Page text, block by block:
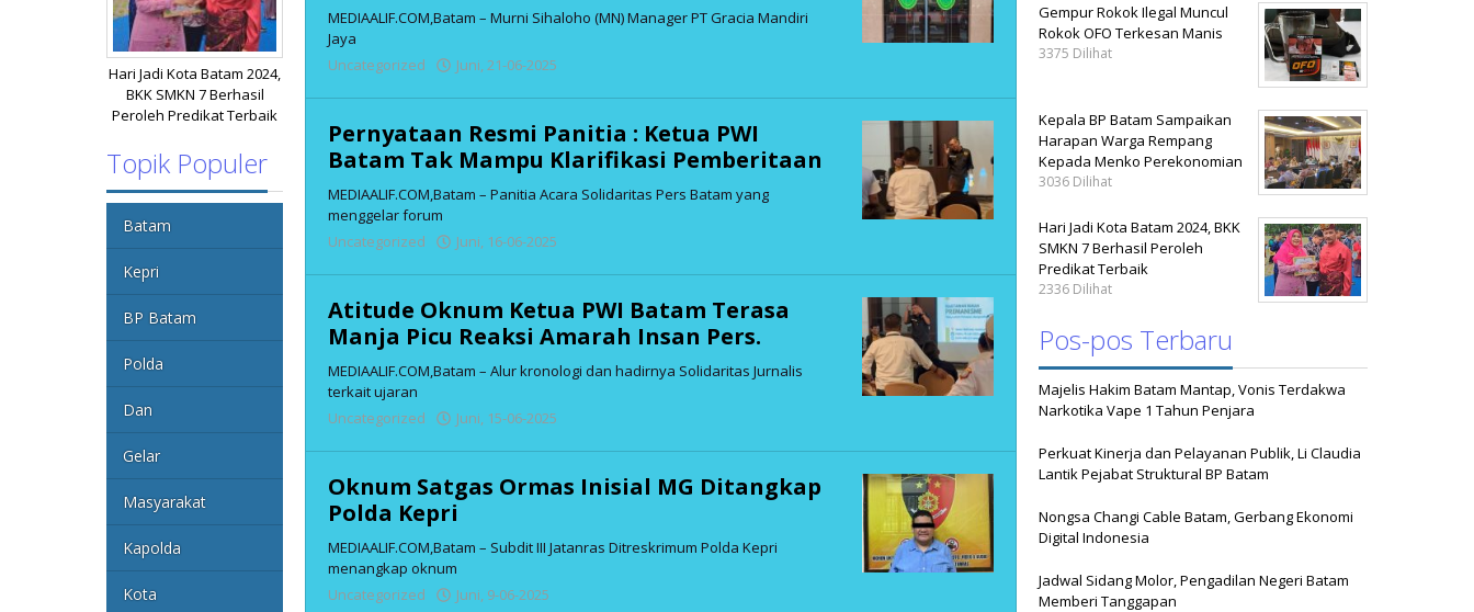
Hari Jadi Kota Batam 2024,
BKK SMKN 7 Berhasil
Peroleh Predikat Terbaik
Topik Populer
Batam
Kepri
BP Batam
Polda
Dan
Gelar
Masyarakat
Kapolda
Kota
MEDIAALIF.COM,Batam – Murni Sihaloho (MN) Manager PT Gracia Mandiri
Jaya
Uncategorized
Juni, 21-06-2025
Pernyataan Resmi Panitia : Ketua PWI
Batam Tak Mampu Klarifikasi Pemberitaan
MEDIAALIF.COM,‎Batam – Panitia Acara Solidaritas Pers Batam yang
menggelar forum
Uncategorized
Juni, 16-06-2025
Atitude Oknum Ketua PWI Batam Terasa
Manja Picu Reaksi Amarah Insan Pers.
MEDIAALIF.COM,Batam – Alur kronologi dan hadirnya Solidaritas Jurnalis
terkait ujaran
Uncategorized
Juni, 15-06-2025
Oknum Satgas Ormas Inisial MG Ditangkap
Polda Kepri
MEDIAALIF.COM,Batam – Subdit III Jatanras Ditreskrimum Polda Kepri
menangkap oknum
Uncategorized
Juni, 9-06-2025
Gempur Rokok Ilegal Muncul
Rokok OFO Terkesan Manis
3375 Dilihat
Kepala BP Batam Sampaikan
Harapan Warga Rempang
Kepada Menko Perekonomian
3036 Dilihat
Hari Jadi Kota Batam 2024, BKK
SMKN 7 Berhasil Peroleh
Predikat Terbaik
2336 Dilihat
Pos-pos Terbaru
Majelis Hakim Batam Mantap, Vonis Terdakwa
Narkotika Vape 1 Tahun Penjara
Perkuat Kinerja dan Pelayanan Publik, Li Claudia
Lantik Pejabat Struktural BP Batam
Nongsa Changi Cable Batam, Gerbang Ekonomi
Digital Indonesia
Jadwal Sidang Molor, Pengadilan Negeri Batam
Memberi Tanggapan